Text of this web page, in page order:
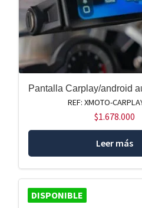
Pantalla Carplay/android
REF: XMOTO-
$1.678.000
Leer más
DISPONIBLE